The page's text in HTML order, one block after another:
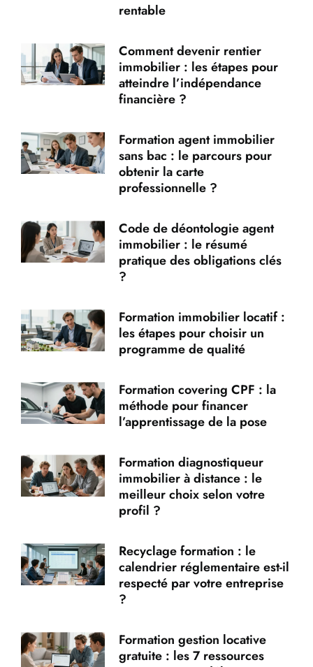
rentable
Comment devenir rentier
immobilier : les étapes pour
atteindre l’indépendance
financière ?
Formation agent immobilier
sans bac : le parcours pour
obtenir la carte
professionnelle ?
Code de déontologie agent
immobilier : le résumé
pratique des obligations clés
?
Formation immobilier locatif :
les étapes pour choisir un
programme de qualité
Formation covering CPF : la
méthode pour financer
l’apprentissage de la pose
Formation diagnostiqueur
immobilier à distance : le
meilleur choix selon votre
profil ?
Recyclage formation : le
calendrier réglementaire est-il
respecté par votre entreprise
?
Formation gestion locative
gratuite : les 7 ressources